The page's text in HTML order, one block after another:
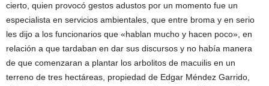
cierto, quien provocó gestos adustos por un momento fue un
especialista en servicios ambientales, que entre broma y en serio
les dijo a los funcionarios que «hablan mucho y hacen poco», en
relación a que tardaban en dar sus discursos y no había manera
de que comenzaran a plantar los arbolitos de macuilis en un
terreno de tres hectáreas, propiedad de Edgar Méndez Garrido,